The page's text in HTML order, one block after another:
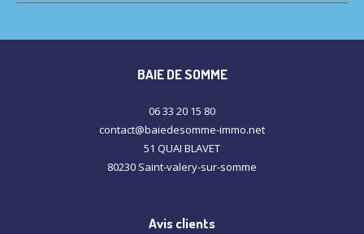
BAIE DE SOMME
06 33 20 15 80
contact@baiedesomme-immo.net
51 QUAI BLAVET
80230
saint-valery-sur-somme
Avis clients